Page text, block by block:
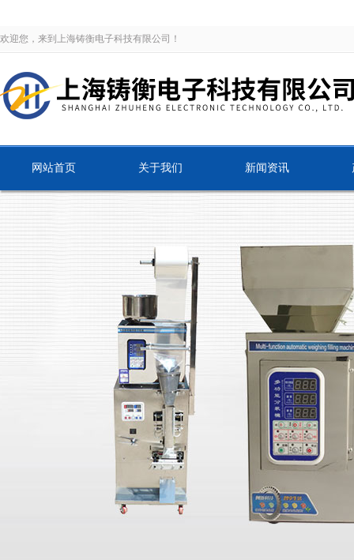
欢迎您，来到上海铸衡电子科技有限公司！
网站首页 关于我们 新闻资讯